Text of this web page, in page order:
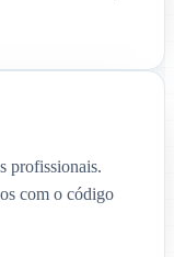
profissionais.
com o código